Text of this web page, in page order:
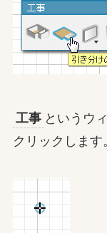
工事 というウ
クリックします